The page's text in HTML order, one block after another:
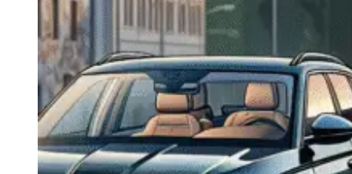
Navigație Ford Fiesta
Navigație Ford Focus 1
Navigație Ford Focus 2
Navigație Ford Focus MK3
Navigație Ford Mondeo MK3
Navigație Ford Mondeo MK4
Navigație Ford Transit
Mercedes
Navigație Mercedes C Class W203
Navigație Mercedes C Class W204
Navigație Mercedes W203